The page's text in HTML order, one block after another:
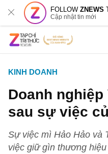
FOLLOWZNEWS
Cập nhật tin mới
KINH DOANH
Doanh
sau sự việc
Sự việc mì Hảo Hảo và
việc giữ gìn thương